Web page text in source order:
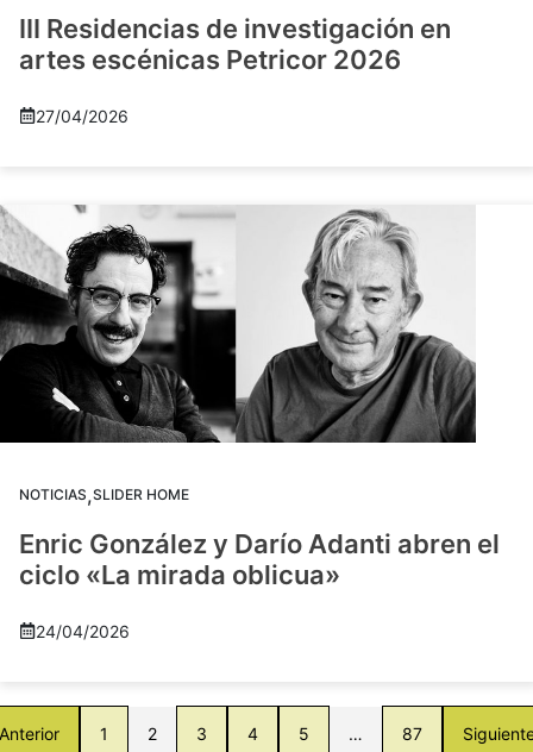
III Residencias de investigación en
artes escénicas Petricor 2026
27/04/2026
NOTICIAS,SLIDER HOME
Enric González y Darío Adanti abren el
ciclo «La mirada oblicua»
24/04/2026
1 2 3 4 5 … 87